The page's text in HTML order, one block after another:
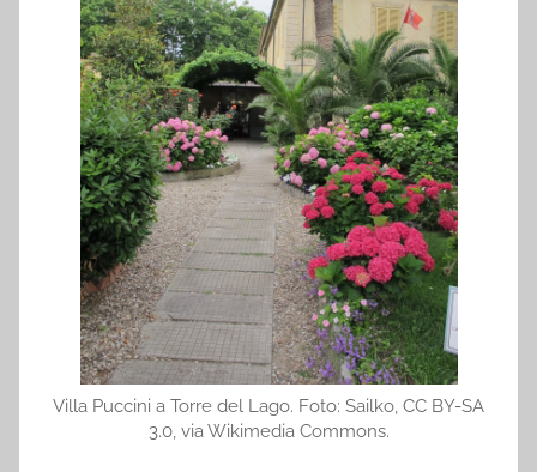
Villa Puccini a Torre del Lago. Foto: Sailko, CC BY-SA
3.0, via Wikimedia Commons.